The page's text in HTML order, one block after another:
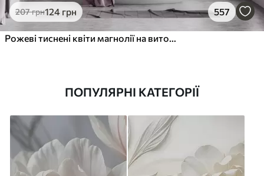
207грн124 грн 557
ПОПУЛЯРНІ КАТЕГОРІЇ